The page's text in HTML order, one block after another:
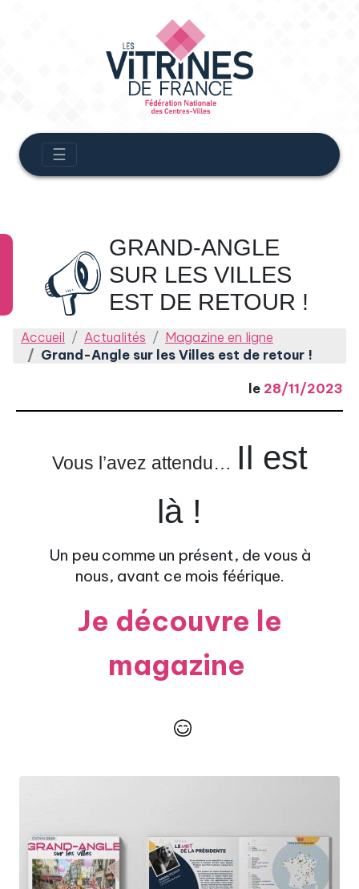
☰
GRAND-ANGLE
SUR LES VILLES
EST DE RETOUR !
Accueil Actualités
Magazine en ligne
Grand-Angle sur les Villes est de retour !
le 28/11/2023
Vous l’avez attendu… Il est
là !
Un peu comme un présent, de vous à
nous, avant ce mois féérique.
Je découvre le
magazine